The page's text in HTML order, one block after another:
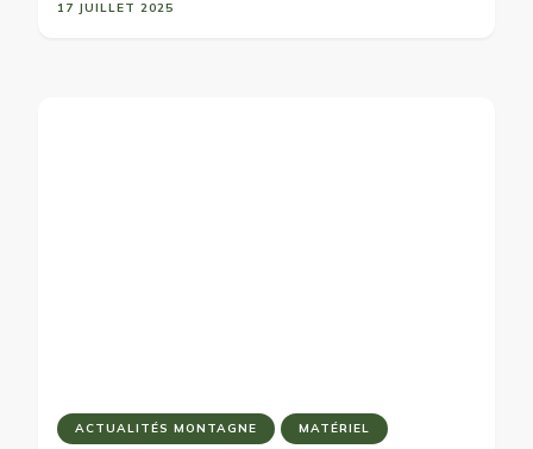
17 JUILLET 2025
ACTUALITÉS MONTAGNE MATÉRIEL